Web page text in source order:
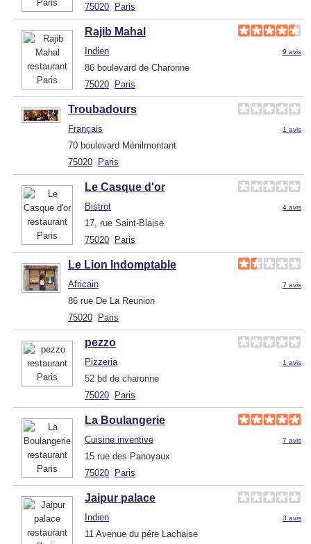
75020
Paris
Rajib Mahal
Indien 9 avis
86 boulevard de Charonne
75020
Paris
Troubadours
Français 1 avis
70 boulevard Ménilmontant
75020
Paris
Le Casque d'or
Bistrot 4 avis
17, rue Saint-Blaise
75020
Paris
Le Lion Indomptable
Africain 7 avis
86 rue De La Reunion
75020
Paris
pezzo
Pizzeria 1 avis
52 bd de charonne
75020
Paris
La Boulangerie
Cuisine inventive 7 avis
15 rue des Panoyaux
75020
Paris
Jaipur palace
Indien 3 avis
11 Avenue du pére Lachaise